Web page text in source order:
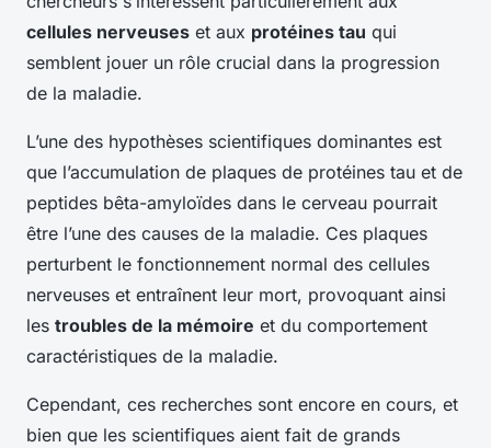
cellules nerveuses et aux protéines tau qui
semblent jouer un rôle crucial dans la progression
de la maladie.
L’une des hypothèses scientifiques dominantes est
que l’accumulation de plaques de protéines tau et de
peptides bêta-amyloïdes dans le cerveau pourrait
être l’une des causes de la maladie. Ces plaques
perturbent le fonctionnement normal des cellules
nerveuses et entraînent leur mort, provoquant ainsi
les troubles de la mémoire et du comportement
caractéristiques de la maladie.
Cependant, ces recherches sont encore en cours, et
bien que les scientifiques aient fait de grands